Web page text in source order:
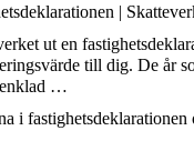
|
ut en
till dig. De år
…
i fastighetsdeklarationen